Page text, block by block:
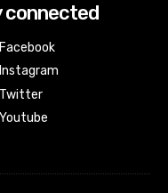
connected
Facebook
Instagram
Twitter
Youtube